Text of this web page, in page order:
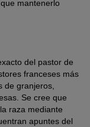
mantenerlo
del pastor de
franceses más
de granjeros,
Se cree que
raza mediante
apuntes del